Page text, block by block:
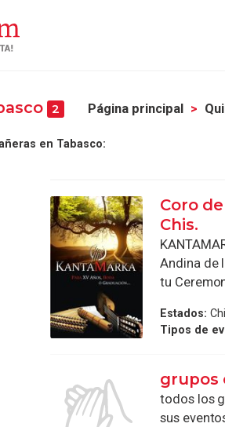
2 Página principal
en Tabasco:
Coro
Chis.
Andina de
tu
Estados:
Tipos de
grupos
todos los
sus